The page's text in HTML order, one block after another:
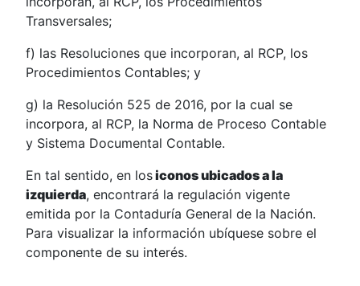
Transversales;
f) las Resoluciones que incorporan, al RCP, los
Procedimientos Contables; y
g) la Resolución 525 de 2016, por la cual se
incorpora, al RCP, la Norma de Proceso Contable
y Sistema Documental Contable.
En tal sentido, en losiconos ubicados a la
izquierda, encontrará la regulación vigente
emitida por la Contaduría General de la Nación.
Para visualizar la información ubíquese sobre el
componente de su interés.